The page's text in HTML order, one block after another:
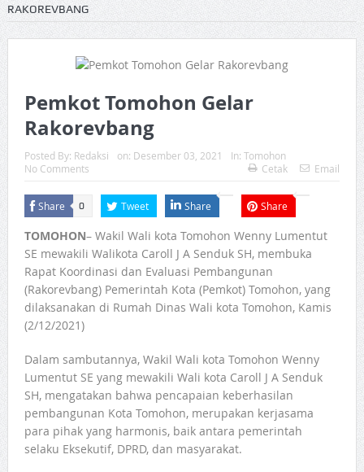
RAKOREVBANG
Pemkot Tomohon Gelar
Rakorevbang
Posted By: Redaksi on: Desember 03, 2021 In: Tomohon
No Comments
Cetak Email
Share 0 Tweet Share Share
TOMOHON– Wakil Wali kota Tomohon Wenny Lumentut
SE mewakili Walikota Caroll J A Senduk SH, membuka
Rapat Koordinasi dan Evaluasi Pembangunan
(Rakorevbang) Pemerintah Kota (Pemkot) Tomohon, yang
dilaksanakan di Rumah Dinas Wali kota Tomohon, Kamis
(2/12/2021)
Dalam sambutannya, Wakil Wali kota Tomohon Wenny
Lumentut SE yang mewakili Wali kota Caroll J A Senduk
SH, mengatakan bahwa pencapaian keberhasilan
pembangunan Kota Tomohon, merupakan kerjasama
para pihak yang harmonis, baik antara pemerintah
selaku Eksekutif, DPRD, dan masyarakat.